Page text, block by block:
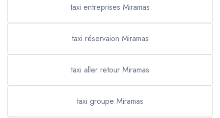
taxi entreprises Miramas
taxi réservaion Miramas
taxi aller retour Miramas
taxi groupe Miramas